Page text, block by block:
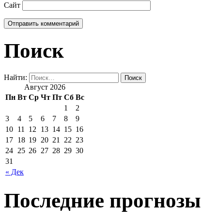
Сайт
Поиск
Найти:
Август 2026
Пн Вт Ср Чт Пт Сб Вс
« Дек
1
2
3
4 5 6 7 8
9
10 11 12 13 14 15 16
17 18 19 20 21 22 23
24 25 26 27 28 29 30
31
Последние прогнозы